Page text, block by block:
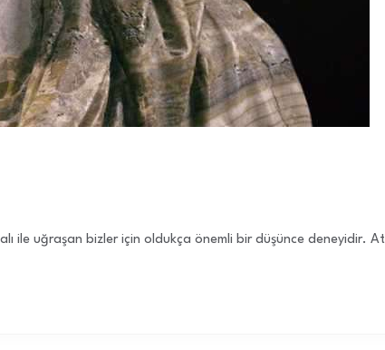
ile uğraşan bizler için oldukça önemli bir düşünce deneyidir.